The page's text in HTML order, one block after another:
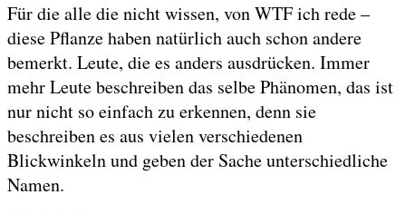
Für die alle die nicht wissen, von WTF ich rede –
diese Pflanze haben natürlich auch schon andere
bemerkt. Leute, die es anders ausdrücken. Immer
mehr Leute beschreiben das selbe Phänomen, das ist
nur nicht so einfach zu erkennen, denn sie
beschreiben es aus vielen verschiedenen
Blickwinkeln und geben der Sache unterschiedliche
Namen.